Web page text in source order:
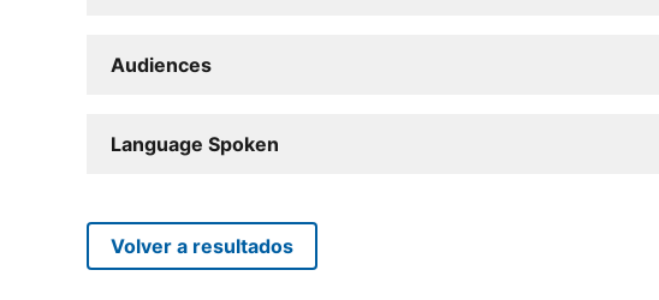
Audiences
Language Spoken
Volver a resultados